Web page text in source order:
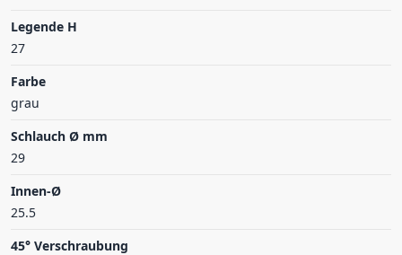
Legende H
27
Farbe
grau
Schlauch Ø mm
29
Innen-Ø
25.5
45° Verschraubung